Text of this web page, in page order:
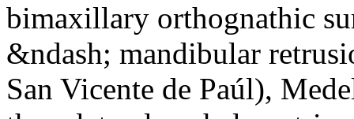
bimaxillary orthognathic
&ndash; mandibular
San Vicente de Paúl),